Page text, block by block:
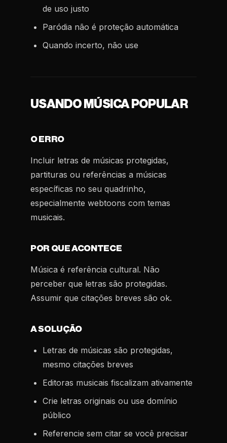
de uso justo
Paródia não é proteção automática
Quando incerto, não use
USANDO MÚSICA POPULAR
O ERRO
Incluir letras de músicas protegidas,
partituras ou referências a músicas
específicas no seu quadrinho,
especialmente webtoons com temas
musicais.
POR QUE ACONTECE
Música é referência cultural. Não
perceber que letras são protegidas.
Assumir que citações breves são ok.
A SOLUÇÃO
Letras de músicas são protegidas,
mesmo citações breves
Editoras musicais fiscalizam ativamente
Crie letras originais ou use domínio
público
Referencie sem citar se você precisar